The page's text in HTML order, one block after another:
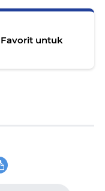
untuk